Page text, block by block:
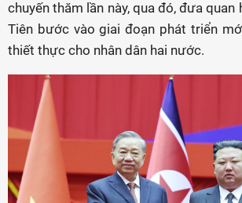
chuyến thăm lần này, qua đó, đưa quan
Tiên bước vào giai đoạn phát triển
thiết thực cho nhân dân hai nước.